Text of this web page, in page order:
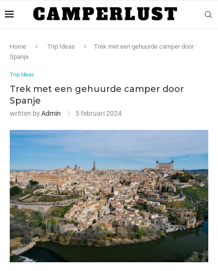
Home Trip Ideas
Trek met een gehuurde camper door
Spanje
Trip Ideas
Trek met een gehuurde camper door
Spanje
written byAdmin 5 februari 2024